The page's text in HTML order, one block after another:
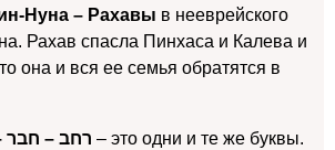
Нуна – Рахавы в нееврейского
Рахав спасла Пинхаса и Калева и
она и вся ее семья обратятся в
Рахав и Хавер – רחב – חבר – это одни и те же буквы.